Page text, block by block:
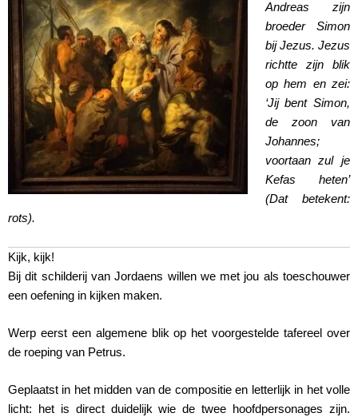
Andreas zijn
broeder Simon
bij Jezus. Jezus
richtte zijn blik
op hem en zei:
‘Jij bent Simon,
de zoon van
Johannes;
voortaan zul je
Kefas heten’
(Dat betekent:
rots).
Kijk, kijk!
Bij dit schilderij van Jordaens willen we met jou als toeschouwer
een oefening in kijken maken.
Werp eerst een algemene blik op het voorgestelde tafereel over
de roeping van Petrus.
Geplaatst in het midden van de compositie en letterlijk in het volle
licht: het is direct duidelijk wie de twee hoofdpersonages zijn.